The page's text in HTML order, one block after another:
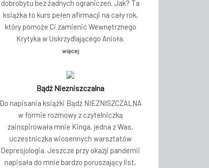
dobrobytu bez żadnych ograniczeń. Jak? Ta
książka to kurs pełen afirmacji na cały rok,
który pomoże Ci zamienić Wewnętrznego
Krytyka w Uskrzydlającego Anioła.
więcej
Bądź Niezniszczalna
Do napisania książki Bądź NIEZNISZCZALNA
w formie rozmowy z czytelniczką
zainspirowała mnie Kinga, jedna z Was,
uczestniczka wiosennych warsztatów
Depresjologia. Jeszcze przy okazji pandemii
napisała do mnie bardzo poruszający list,